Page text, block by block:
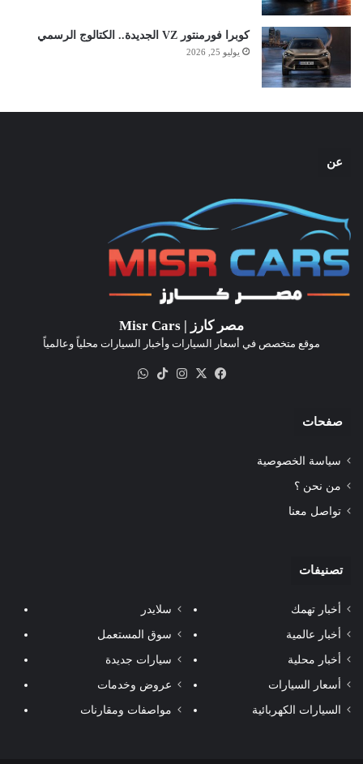
كوبرا فورمنتور VZ الجديدة.. الكتالوج الرسمي
يوليو 25, 2026
عن
مصر كارز | Misr Cars
موقع متخصص في أسعار السيارات وأخبار السيارات محلياً وعالمياً
فيسبوك
‫X انستقرام‫TikTok
صفحات
سياسة الخصوصية
من نحن ؟
تواصل معنا
تصنيفات
أخبار تهمك
أخبار عالمية
أخبار محلية
أسعار السيارات
السيارات الكهربائية
سلايدر
سوق المستعمل
سيارات جديدة
عروض وخدمات
مواصفات ومقارنات